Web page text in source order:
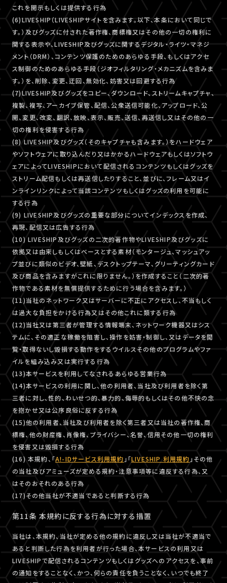
これを開示もしくは提供する行為
(6)LIVESHIP（LIVESHIPサイトを含みます。以下、本条において同じで
す。）及びグッズに付された著作権、商標権又はその他の一切の権利に
関する表示や、LIVESHIP及びグッズに関するデジタル・ライツ・マネジ
メント（DRM）、コンテンツ保護のためのあらゆる手段、もしくはアクセ
ス制御のためのあらゆる手段（ジオフィルタリング・メカニズムを含みま
す。）を、削除、変更、迂回、無効化、妨害又は回避する行為
(7)LIVESHIP及びグッズをコピー、ダウンロード、ストリームキャプチャ、
複製、複写、アーカイブ保管、配信、公衆送信可能化、アップロード、公
開、変更、改変、翻訳、放映、表示、販売、送信、再送信し又はその他の一
切の権利を侵害する行為
(8) LIVESHIP及びグッズ（そのキャプチャも含みます。）をハードウェア
やソフトウェアに取り込んだり又はかかるハードウェアもしくはソフトウ
ェアによってLIVESHIPにおいて配信されるコンテンツもしくはグッズを
ストリーム配信もしくは再送信したりすること、並びに、フレーム又はイ
ンラインリンクによって当該コンテンツもしくはグッズの利用を可能に
する行為
(9) LIVESHIP及びグッズの重要な部分についてインデックスを作成、
再現、配信又は広告する行為
(10) LIVESHIP及びグッズの二次的著作物やLIVESHIP及びグッズに
依拠又は由来しもしくはベースとする素材（モンタージュ、マッシュアッ
プ並びに類似のビデオ、壁紙、デスクトップテーマ、グリーティングカード
及び商品を含みますがこれに限りません。）を作成すること（二次的著
作物である素材を無償提供するために行う場合を含みます。）
(11)当社のネットワーク又はサーバーに不正にアクセスし、不当もしく
は過大な負担をかける行為又はその他これに類する行為
(12)当社又は第三者が管理する情報端末、ネットワーク機器又はシス
テムに、その適正な稼働を阻害し、操作を妨害・制御し、又はデータを閲
覧・取得ないし毀損する動作をするウイルスその他のプログラムやファ
イルを組み込み又は実行する行為
(13)本サービスを利用してなされるあらゆる営業行為
(14)本サービスの利用に関し、他の利用者、当社及び利用者を除く第
三者に対し、性的、わいせつ的、暴力的、侮辱的もしくはその他不快の念
を抱かせ又は公序良俗に反する行為
(15)他の利用者、当社及び利用者を除く第三者又は当社の著作権、商
標権、他の財産権、肖像権、プライバシー、名誉、信用その他一切の権利
を侵害又は毀損する行為
(16) 本規約、「A!-IDサービス利用規約 」「LIVESHIP 利用規約」その他
の当社及びアミューズが定める規約・注意事項等に違反する行為、又
はそのおそれのある行為
(17)その他当社が不適当であると判断する行為
第11条 本規約に反する行為に対する措置
当社は、本規約、当社が定める他の規約に違反し又は当社が不適当で
あると判断した行為を利用者が行った場合、本サービスの利用又は
LIVESHIPで配信されるコンテンツもしくはグッズへのアクセスを、事前
の通知をすることなく、かつ、何らの責任を負うことなく、いつでも終了